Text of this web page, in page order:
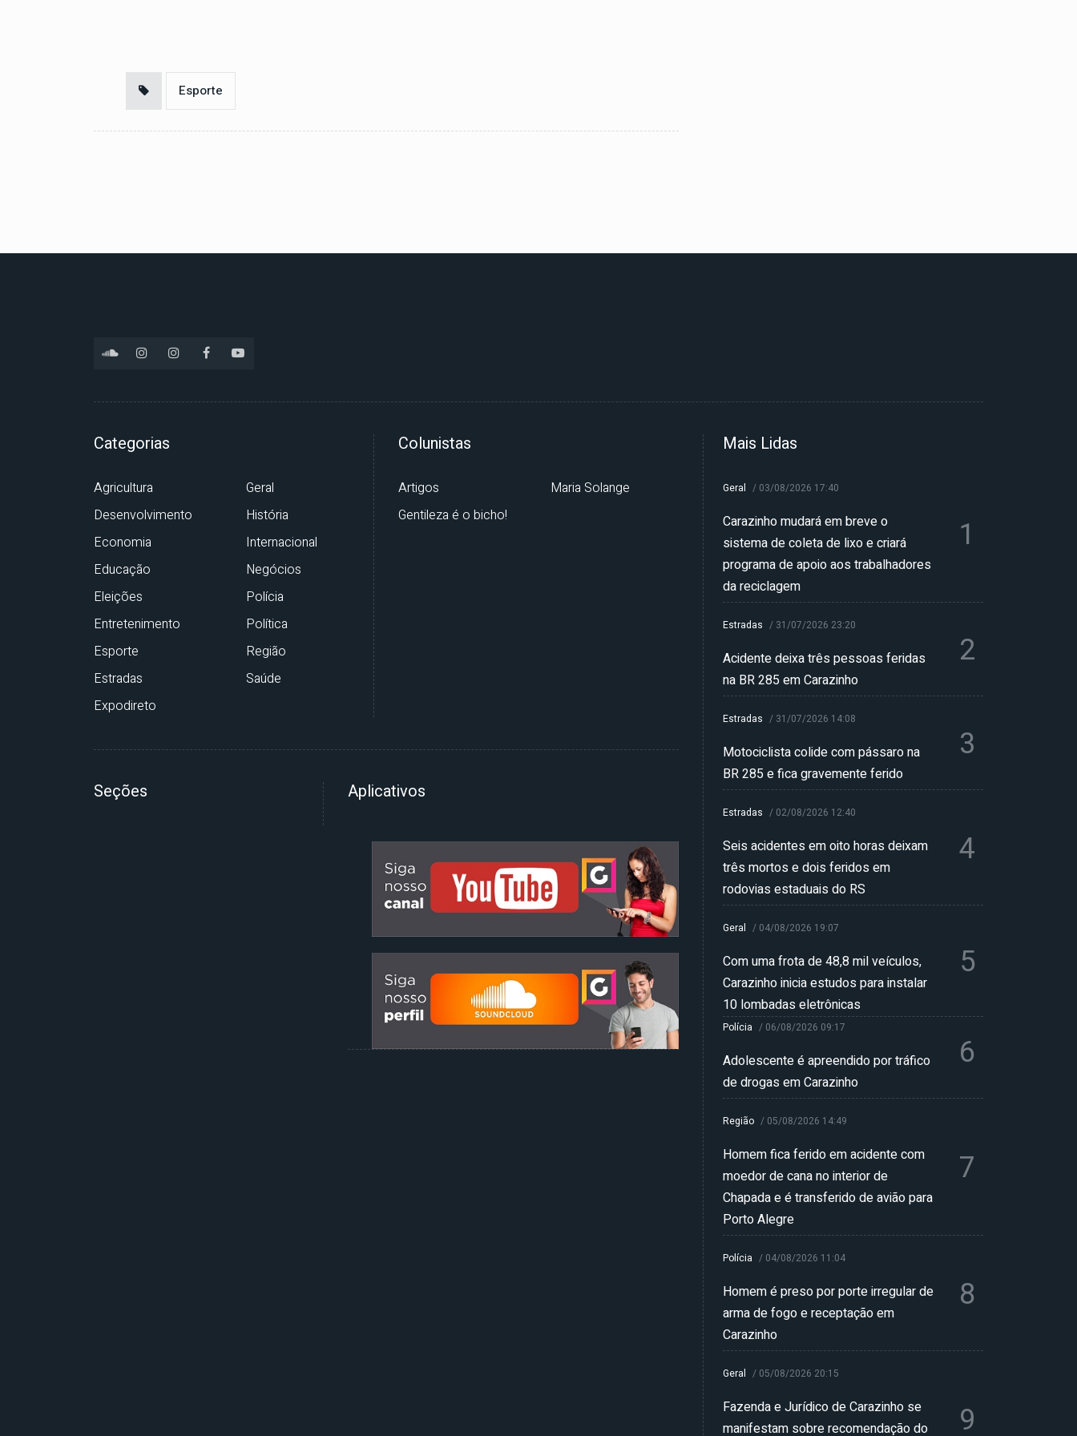
Esporte
Categorias
Agricultura
Desenvolvimento
Economia
Educação
Eleições
Entretenimento
Esporte
Estradas
Expodireto
Geral
História
Internacional
Negócios
Polícia
Política
Região
Saúde
Colunistas
Artigos
Gentileza é o bicho!
Maria Solange
Seções Aplicativos
Mais Lidas
Geral / 03/08/2026 17:40
Carazinho mudará em breve o
sistema de coleta de lixo e criará
programa de apoio aos trabalhadores
da reciclagem
1
Estradas / 31/07/2026 23:20
Acidente deixa três pessoas feridas
na BR 285 em Carazinho
2
Estradas / 31/07/2026 14:08
Motociclista colide com pássaro na
BR 285 e fica gravemente ferido
3
Estradas / 02/08/2026 12:40
Seis acidentes em oito horas deixam
três mortos e dois feridos em
rodovias estaduais do RS
4
Geral / 04/08/2026 19:07
Com uma frota de 48,8 mil veículos,
Carazinho inicia estudos para instalar
10 lombadas eletrônicas
5
Polícia / 06/08/2026 09:17
Adolescente é apreendido por tráfico
de drogas em Carazinho
6
Região / 05/08/2026 14:49
Homem fica ferido em acidente com
moedor de cana no interior de
Chapada e é transferido de avião para
Porto Alegre
7
Polícia / 04/08/2026 11:04
Homem é preso por porte irregular de
arma de fogo e receptação em
Carazinho
8
Geral / 05/08/2026 20:15
Fazenda e Jurídico de Carazinho se
manifestam sobre recomendação do
9